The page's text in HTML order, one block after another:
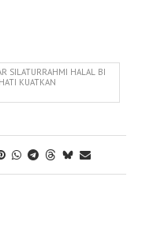
SILATURRAHMI HALAL BI
KUATKAN